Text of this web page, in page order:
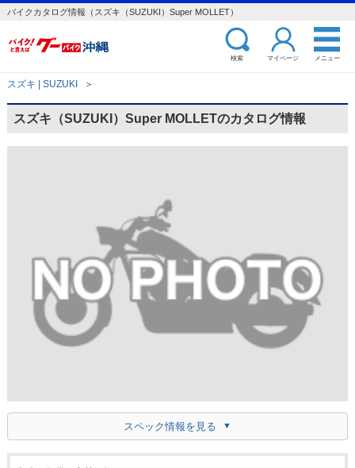
バイクカタログ情報（スズキ（SUZUKI）Super MOLLET）
検索 マイページ メニュー
スズキ | SUZUKI ＞
スズキ（SUZUKI）Super MOLLETのカタログ情報
スペック情報を見る